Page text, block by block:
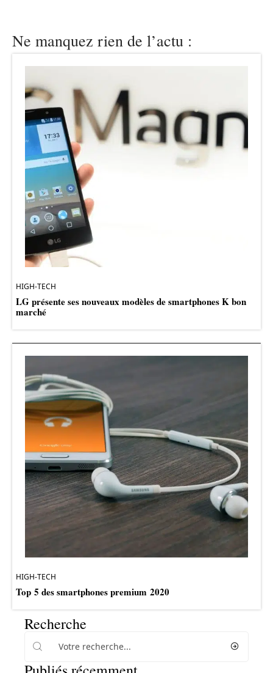
Ne manquez rien de l’actu :
HIGH-TECH
LG présente ses nouveaux modèles de smartphones K bon
marché
HIGH-TECH
Top 5 des smartphones premium 2020
Recherche